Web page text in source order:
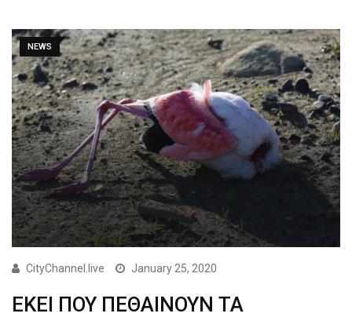
NEWS
CityChannel.live January 25, 2020
ΕΚΕΙ ΠΟΥ ΠΕΘΑΙΝΟΥΝ ΤΑ